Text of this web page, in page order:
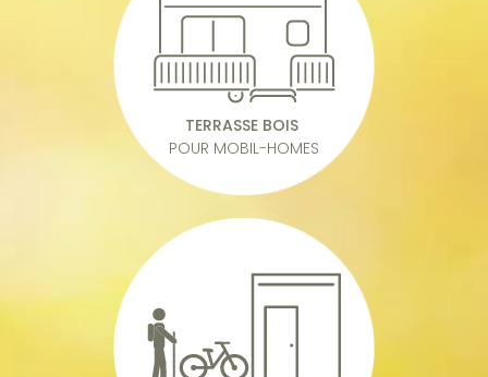
TERRASSE BOIS
POUR MOBIL-HOMES